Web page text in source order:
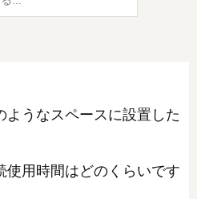
ようなスペースに設置した
使用時間はどのくらいです